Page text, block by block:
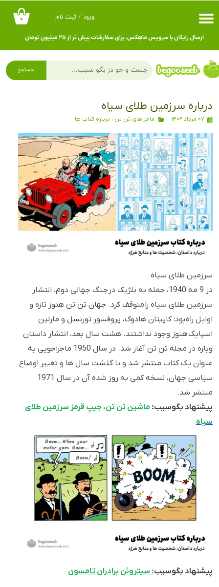
۰ ورود / ثبت نام
حساب کاربری من
تغییر گذر واژه
سفارشات
ارسال رایگان با سرویس ماهِکس، برای سفارشات بیش تر از ۲۵ میلیون تومان
جستجو
درباره سرزمین طلای سیاه
۰۷ مرداد ۱۴۰۲ ماجراهای تن تن ، درباره کتاب ها
سرزمین طلای سیاه
در 9 مه 1940، حمله به بلژیک در جنگ جهانی دوم، انتشار
سرزمین طلای سیاه را متوقف کرد. جهان تن تن هنوز تازه و
اوایل راه بود: کاپیتان هادوک، پروفسور تورنسل و مارلین
اسپایک هنوز وجود نداشتند. هشت سال بعد، انتشار داستان
وباره در مجله تن تن آغاز شد. در سال 1950 ماجراجویی به
عنوان یک کتاب منتشر شد و با گذشت سال ها و تغییر اوضاع
سیاسی جهان، نسخه کمی به روز شده آن در سال 1971
منتشر شد.
پیشنهاد بگوسیب: ماشین تن تن، جیپ قرمز سرزمین طلای
سیاه
پیشنهاد بگوسیب:سیتروئن برادران تامسون